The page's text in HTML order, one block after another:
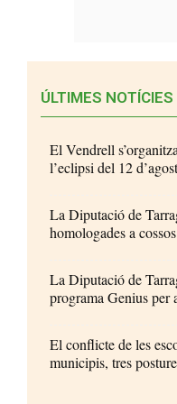
ÚLTIMES
El Vendrell
l’eclipsi del 12 d’agost
La Diputació de
homologades a
La Diputació de
programa Genius per
El conflicte de les
municipis, tres